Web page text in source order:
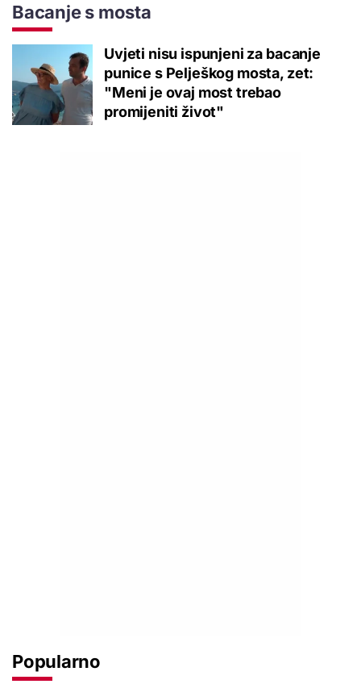
Bacanje s mosta
Uvjeti nisu ispunjeni za bacanje
punice s Pelješkog mosta, zet:
"Meni je ovaj most trebao
promijeniti život"
Popularno